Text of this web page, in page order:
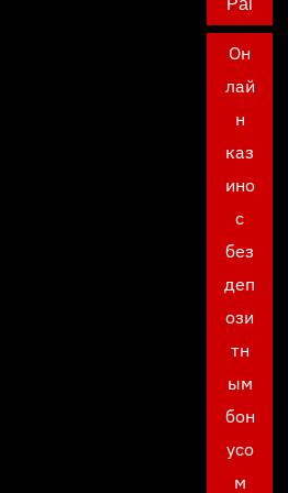
Он
лай
н
каз
ино
с
без
деп
ози
тн
ым
бон
усо
м